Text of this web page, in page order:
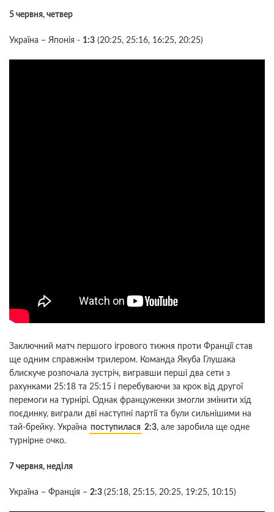
5 червня, четвер
Україна – Японія - 1:3 (20:25, 25:16, 16:25, 20:25)
Заключний матч першого ігрового тижня проти Франції став
ще одним справжнім трилером. Команда Якуба Глушака
блискуче розпочала зустріч, вигравши перші два сети з
рахунками 25:18 та 25:15 і перебуваючи за крок від другої
перемоги на турнірі. Однак француженки змогли змінити хід
поєдинку, виграли дві наступні партії та були сильнішими на
тай-брейку. Україна поступилася 2:3, але заробила ще одне
турнірне очко.
7 червня, неділя
Україна – Франція – 2:3 (25:18, 25:15, 20:25, 19:25, 10:15)